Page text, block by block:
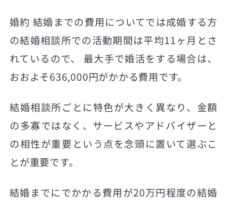
婚約 結婚までの費用についてでは成婚する方
の結婚相談所での活動期間は平均11ヶ月とさ
れているので、 最大手で婚活をする場合は、
おおよそ636,000円がかかる費用です。
結婚相談所ごとに特色が大きく異なり、金額
の多寡ではなく、サービスやアドバイザーと
の相性が重要という点を念頭に置いて選ぶこ
とが重要です。
結婚までにでかかる費用が20万円程度の結婚